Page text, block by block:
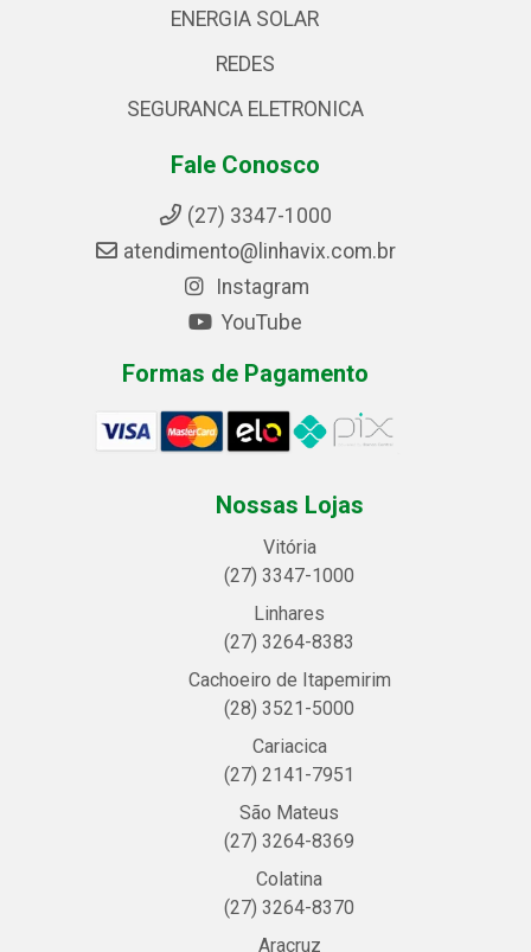
ENERGIA SOLAR
REDES
SEGURANCA ELETRONICA
Fale Conosco
(27) 3347-1000
atendimento@linhavix.com.br
Instagram
YouTube
Formas de Pagamento
Nossas Lojas
Vitória
(27) 3347-1000
Linhares
(27) 3264-8383
Cachoeiro de Itapemirim
(28) 3521-5000
Cariacica
(27) 2141-7951
São Mateus
(27) 3264-8369
Colatina
(27) 3264-8370
Aracruz